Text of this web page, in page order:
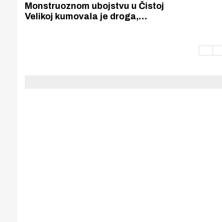
Monstruoznom ubojstvu u Čistoj
Velikoj kumovala je droga,